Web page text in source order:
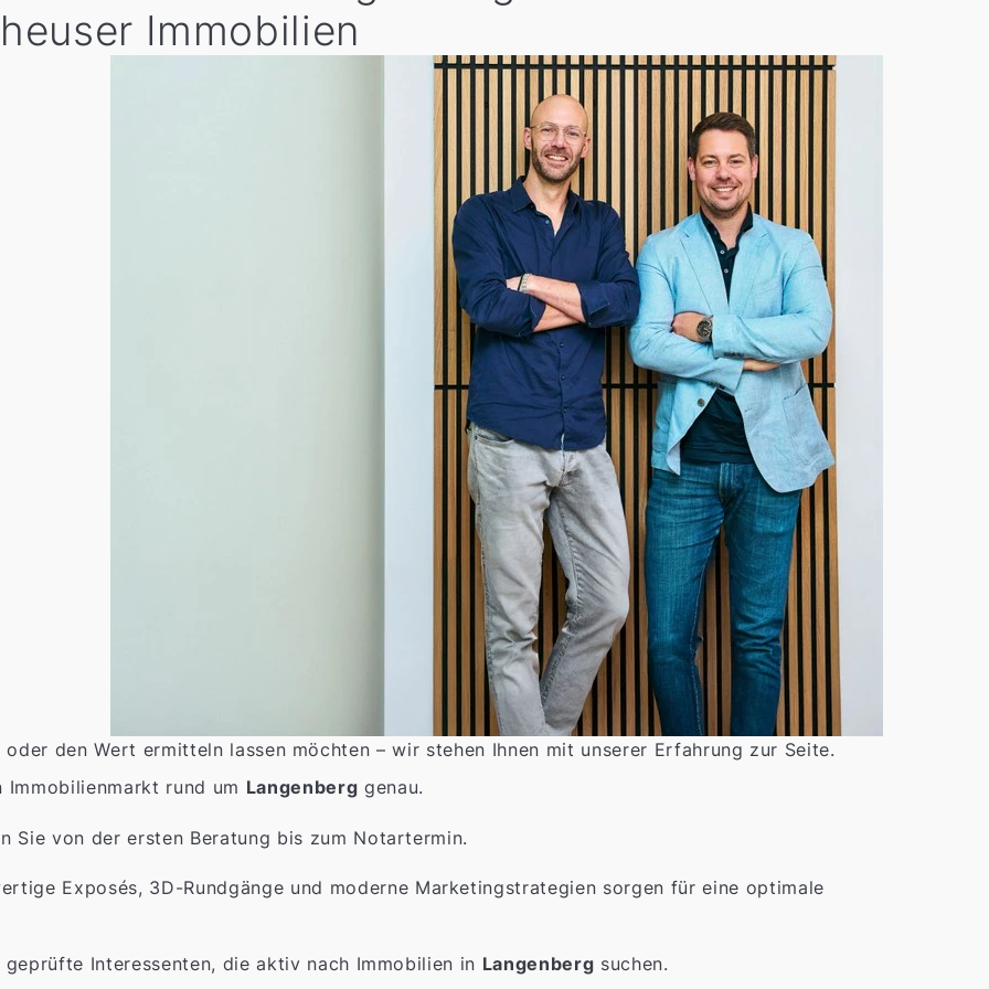
Immobilien
den Wert ermitteln lassen möchten – wir stehen Ihnen mit unserer Erfahrung zur Seite.
rund um Langenberg genau.
Sie von der ersten Beratung bis zum Notartermin.
Exposés, 3D-Rundgänge und moderne Marketingstrategien sorgen für eine optimale
Interessenten, die aktiv nach Immobilien in Langenberg suchen.